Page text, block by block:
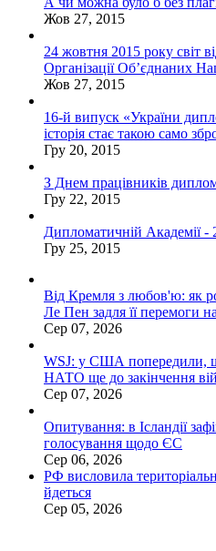
Жов 27, 2015
24 жовтня 2015 року світ
Організації Об’єднаних
Жов 27, 2015
16-й випуск «України
історія стає такою само
Гру 20, 2015
З Днем працівників
Гру 22, 2015
Дипломатичній Академії -
Гру 25, 2015
Від Кремля з любов'ю: як
Ле Пен задля її перемоги
Сер 07, 2026
WSJ: у США попередили,
НАТО ще до закінчення
Сер 07, 2026
Опитування: в Ісландії
голосування щодо ЄС
Сер 06, 2026
РФ висловила
йдеться
Сер 05, 2026